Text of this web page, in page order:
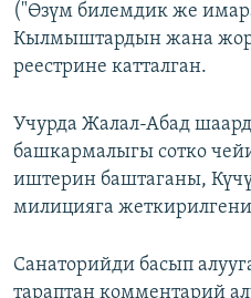
("Өзүм билемдик же
Кылмыштардын жана
реестрине катталган.
Учурда Жалал-Абад
башкармалыгы сотко
иштерин баштаганы,
милицияга
Санаторийди басып
тараптан комментарий